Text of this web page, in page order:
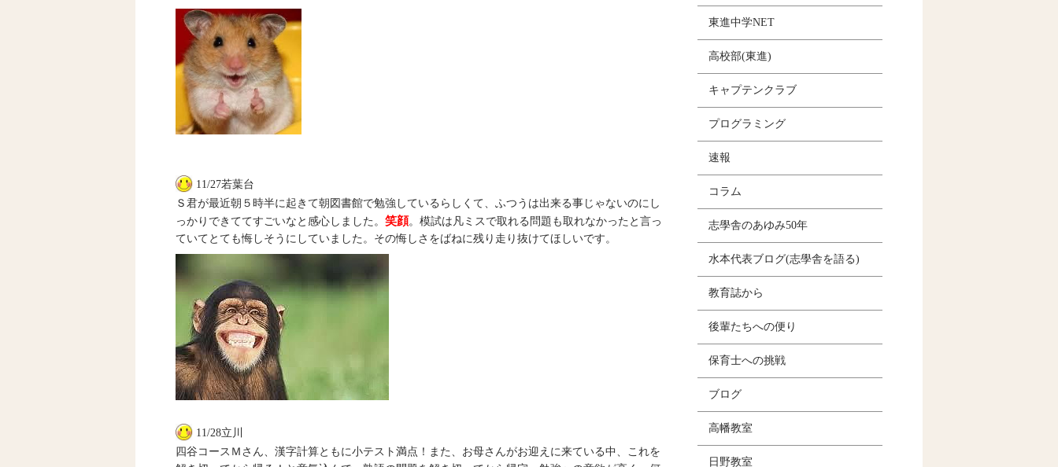
11/27若葉台
Ｓ君が最近朝５時半に起きて朝図書館で勉強しているらしくて、ふつうは出来る事じゃないのにし
っかりできててすごいなと感心しました。笑顔。模試は凡ミスで取れる問題も取れなかったと言っ
ていてとても悔しそうにしていました。その悔しさをばねに残り走り抜けてほしいです。
11/28立川
四谷コースＭさん、漢字計算ともに小テスト満点！また、お母さんがお迎えに来ている中、これを
東進中学NET
高校部(東進)
キャプテンクラブ
プログラミング
速報
コラム
志學舎のあゆみ50年
水本代表ブログ(志學舎を語る)
教育誌から
後輩たちへの便り
保育士への挑戦
ブログ
高幡教室
日野教室